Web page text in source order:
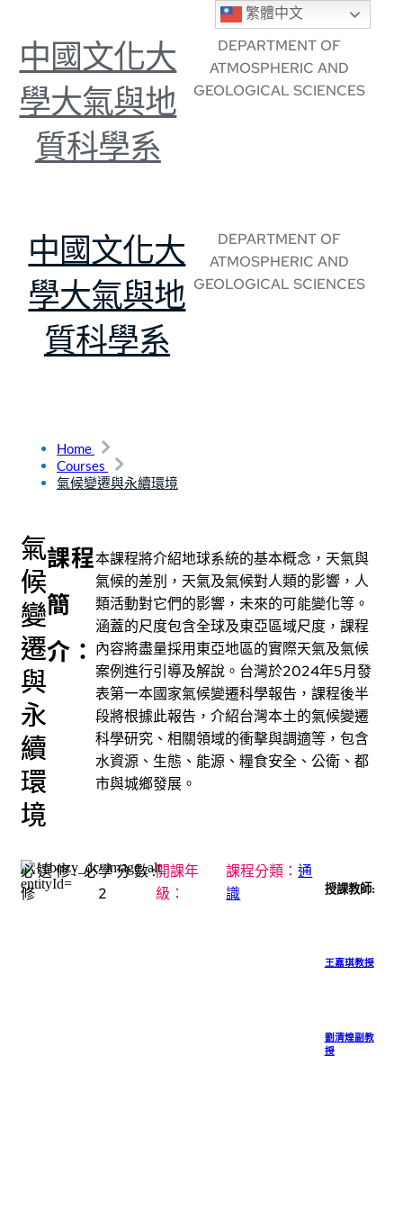
繁體中文
中國文化大
學大氣與地
質科學系
DEPARTMENT OF
ATMOSPHERIC AND
GEOLOGICAL SCIENCES
中國文化大
學大氣與地
質科學系
DEPARTMENT OF
ATMOSPHERIC AND
GEOLOGICAL SCIENCES
Home
Courses
氣候變遷與永續環境
氣
候
變
遷
與
永
續
環
境
課程
簡
介：
本課程將介紹地球系統的基本概念，天氣與
氣候的差別，天氣及氣候對人類的影響，人
類活動對它們的影響，未來的可能變化等。
涵蓋的尺度包含全球及東亞區域尺度，課程
內容將盡量採用東亞地區的實際天氣及氣候
案例進行引導及解說。台灣於2024年5月發
表第一本國家氣候變遷科學報告，課程後半
段將根據此報告，介紹台灣本土的氣候變遷
科學研究、相關領域的衝擊與調適等，包含
水資源、生態、能源、糧食安全、公衛、都
市與城鄉發展。
必選修:必
修
學分數:
2
開課年
級：
課程分類：通
識
授課教師:
王嘉琪教授
劉清煌副教
授